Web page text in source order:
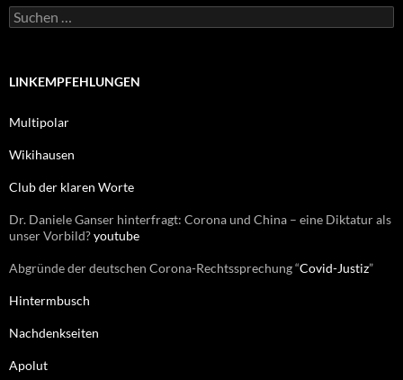
r
S
u
e
a
h
LINKEMPFEHLUNGEN
Multipolar
Wikihausen
Club der klaren Worte
Dr. Daniele Ganser hinterfragt: Corona und China – eine Diktatur als
unser Vorbild?youtube
Abgründe der deutschen Corona-Rechtssprechung “Covid-Justiz”
Hintermbusch
Nachdenkseiten
Apolut